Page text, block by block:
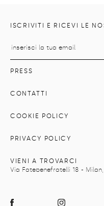
ISCRIVITI E RICEVI LE
PRESS
CONTATTI
COOKIE POLICY
PRIVACY POLICY
VIENI A TROVARCI
Via Fatebenefratelli 18 -